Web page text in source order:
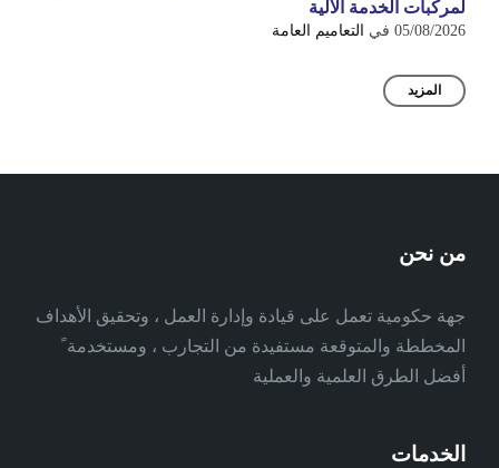
لمركبات الخدمة الآلية
05/08/2026 في التعاميم العامة
المزيد
من نحن
جهة حكومية تعمل على قيادة وإدارة العمل ، وتحقيق الأهداف
المخططة والمتوقعة مستفيدة من التجارب ، ومستخدمة ً
أفضل الطرق العلمية والعملية
الخدمات